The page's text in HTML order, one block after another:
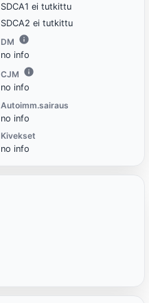
SDCA1 ei tutkittu
SDCA2 ei tutkittu
DM
no info
CJM
no info
Autoimm.sairaus
no info
Kivekset
no info